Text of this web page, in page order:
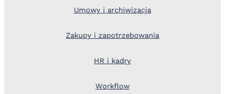
Umowy i archiwizacja
Zakupy i zapotrzebowania
HR i kadry
Workflow